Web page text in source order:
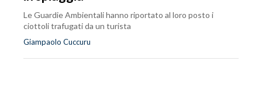
Le Guardie Ambientali hanno riportato al loro posto i
ciottoli trafugati da un turista
Giampaolo Cuccuru